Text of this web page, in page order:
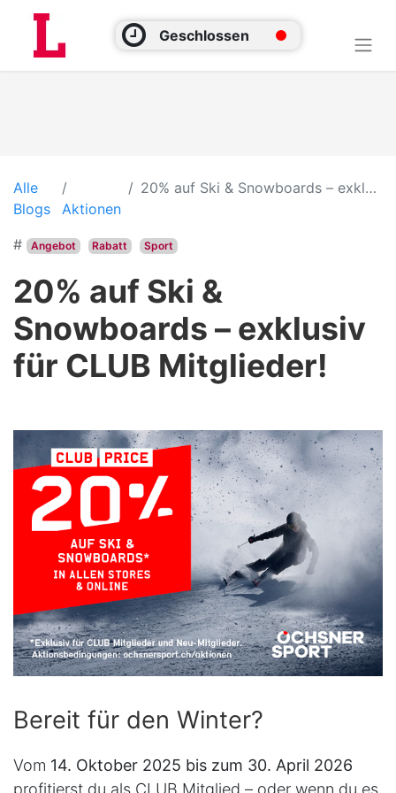
Geschlossen
Alle
Blogs
Aktionen
20% auf Ski & Snowboards – exklusiv für CLUB Mitglieder!
# Angebot Rabatt Sport
20% auf Ski &
Snowboards – exklusiv
für CLUB Mitglieder!
Bereit für den Winter?
Vom 14. Oktober 2025 bis zum 30. April 2026
profitierst du als CLUB Mitglied – oder wenn du es